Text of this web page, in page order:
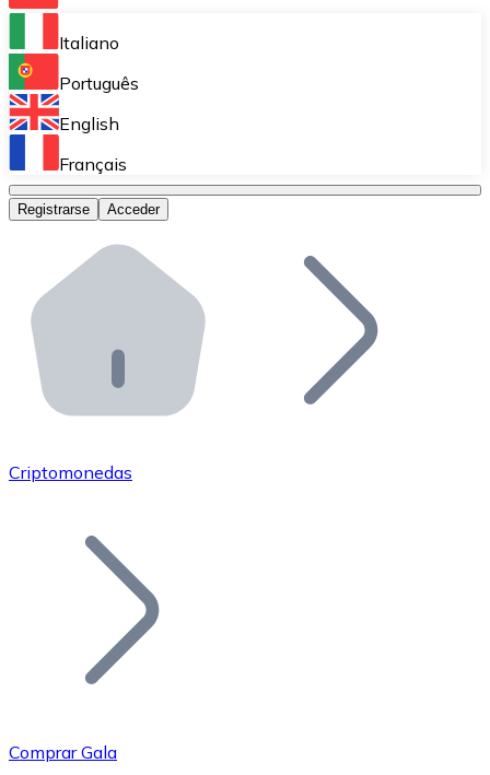
Bitnovo Ramp
Integra nuestra solución en tu plataforma.
Bitnovo Giftcards
Bitnovo OTC
Bitnovo ATM
Integra un ATM Bitnovo en tu negocio y permite que
Bitnovo API
Integra nuestra API en tu ecosistema.
Únete a nuestra red de distribuidores.
Añade tu proyecto a nuestro ecosistema.
Italiano
Português
English
Français
Registrarse Acceder
Criptomonedas
Comprar Gala